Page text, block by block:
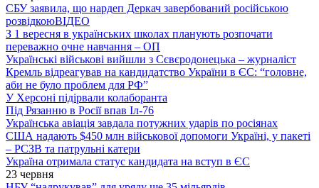
СБУ заявила, що нардеп Деркач завербований російською
розвідкоюВІДЕО
З 1 вересня в українських школах планують розпочати
переважно очне навчання – ОП
Українські військові вийшли з Сєвєродонецька – журналіст
Кремль відреагував на кандидатство України в ЄС: “головне,
аби не було проблем для РФ”
У Херсоні підірвали колаборанта
Під Рязанню в Росії впав Іл-76
Українська авіація завдала потужних ударів по росіянах
США надають $450 млн військової допомоги Україні, у пакеті
– РСЗВ та патрульні катери
Україна отримала статус кандидата на вступ в ЄС
23 червня